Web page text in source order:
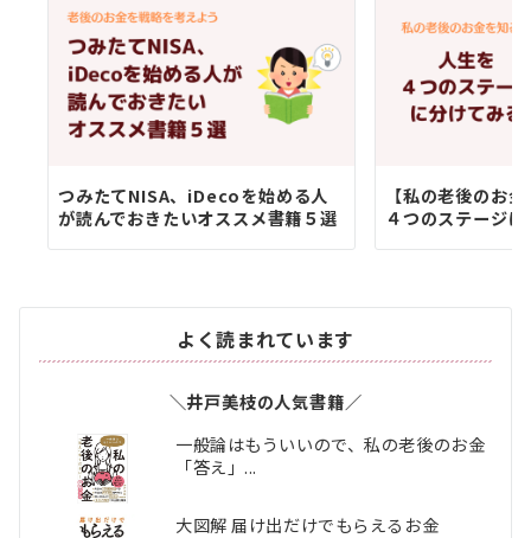
つみたてNISA、iDecoを始める人
が読んでおきたいオススメ書籍５選
【私の老後のお
４つのステージ
よく読まれています
＼井戸美枝の人気書籍／
一般論はもういいので、私の老後のお金
「答え」...
大図解 届け出だけでもらえるお金